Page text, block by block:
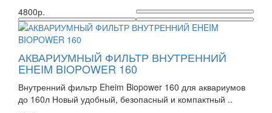
4800р.
АКВАРИУМНЫЙ ФИЛЬТР ВНУТРЕННИЙ
EHEIM BIOPOWER 160
Внутренний фильтр Eheim Biopower 160 для аквариумов
до 160л Новый удобный, безопасный и компактный ..